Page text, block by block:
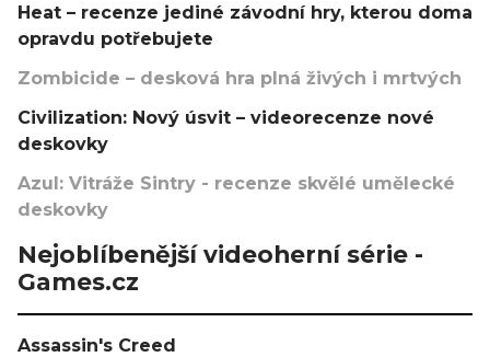
Heat – recenze jediné závodní hry, kterou doma
opravdu potřebujete
Zombicide – desková hra plná živých i mrtvých
Civilization: Nový úsvit – videorecenze nové
deskovky
Azul: Vitráže Sintry - recenze skvělé umělecké
deskovky
Nejoblíbenější videoherní série -
Games.cz
Assassin's Creed